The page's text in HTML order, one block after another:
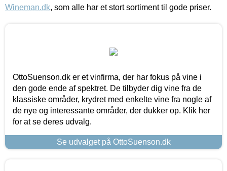
Wineman.dk, som alle har et stort sortiment til gode priser.
OttoSuenson.dk er et vinfirma, der har fokus på vine i
den gode ende af spektret. De tilbyder dig vine fra de
klassiske områder, krydret med enkelte vine fra nogle af
de nye og interessante områder, der dukker op. Klik her
for at se deres udvalg.
Se udvalget på OttoSuenson.dk